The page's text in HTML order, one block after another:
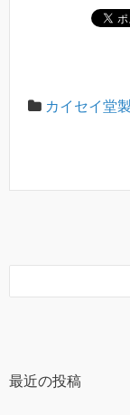
カイセイ堂
最近の投稿